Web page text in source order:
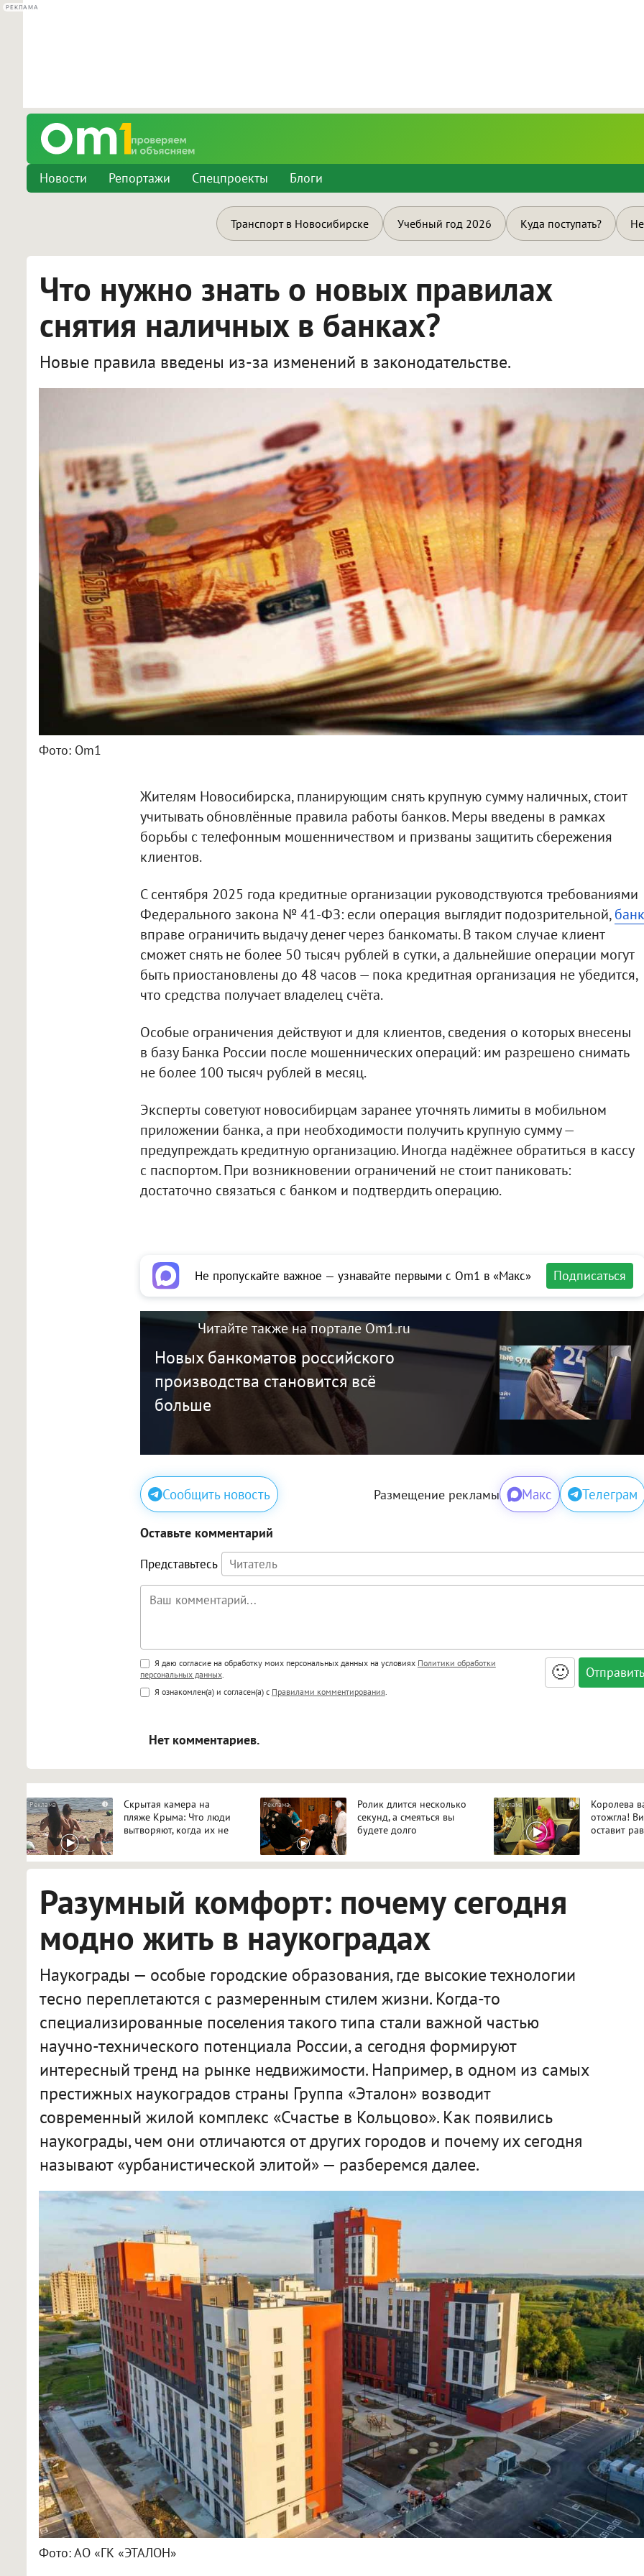
РЕКЛАМА
Новости Репортажи Спецпроекты Блоги
Транспорт в Новосибирске Учебный год 2026 Куда поступать?
Что нужно знать о новых правилах
снятия наличных в банках?
Новые правила введены из-за изменений в законодательстве.
Фото: Om1
Жителям Новосибирска, планирующим снять крупную сумму наличных, стоит
учитывать обновлённые правила работы банков. Меры введены в рамках
борьбы с телефонным мошенничеством и призваны защитить сбережения
клиентов.
С сентября 2025 года кредитные организации руководствуются требованиями
Федерального закона № 41‑ФЗ: если операция выглядит подозрительной,банк
вправе ограничить выдачу денег через банкоматы. В таком случае клиент
сможет снять не более 50 тысяч рублей в сутки, а дальнейшие операции могут
быть приостановлены до 48 часов — пока кредитная организация не убедится,
что средства получает владелец счёта.
Особые ограничения действуют и для клиентов, сведения о которых внесены
в базу Банка России после мошеннических операций: им разрешено снимать
не более 100 тысяч рублей в месяц.
Эксперты советуют новосибирцам заранее уточнять лимиты в мобильном
приложении банка, а при необходимости получить крупную сумму —
предупреждать кредитную организацию. Иногда надёжнее обратиться в кассу
с паспортом. При возникновении ограничений не стоит паниковать:
достаточно связаться с банком и подтвердить операцию.
Не пропускайте важное — узнавайте первыми с Om1 в «Макс» Подписаться
Читайте также на портале Om1.ru
Новых банкоматов российского
производства становится всё
больше
Сообщить новость Размещение рекламы Макс Телеграм
Оставьте комментарий
Представьтесь
Поддержка HTML
<b>, <strong>, <u>, <i>, <em>, <s>, <big>, <small>, <sup>, <sub>, <pre>, <ul>, <ol>, <li>,
<blockquote>, <code> экранирует HTML, адреса URL автоматически становятся ссылками, и
Я даю согласие на обработку моих персональных данных на условиях Политики обработки
персональных данных.
Я ознакомлен(а) и согласен(а) с Правилами комментирования.
🙂
Нет комментариев.
i
Скрытая камера на
пляже Крыма: Что люди
вытворяют, когда их не
i
Ролик длится несколько
секунд, а смеяться вы
будете долго
i
Королева
отожгла!
оставит
Разумный комфорт: почему сегодня
модно жить в наукоградах
Наукограды — особые городские образования, где высокие технологии
тесно переплетаются с размеренным стилем жизни. Когда-то
специализированные поселения такого типа стали важной частью
научно-технического потенциала России, а сегодня формируют
интересный тренд на рынке недвижимости. Например, в одном из самых
престижных наукоградов страны Группа «Эталон» возводит
современный жилой комплекс «Счастье в Кольцово». Как появились
наукограды, чем они отличаются от других городов и почему их сегодня
называют «урбанистической элитой» — разберемся далее.
Фото: АО «ГК «ЭТАЛОН»